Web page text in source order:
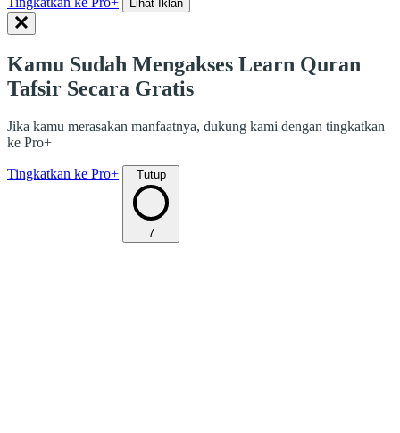
Lihat Iklan
Kamu Sudah Mengakses Learn Quran
Tafsir Secara Gratis
Jika kamu merasakan manfaatnya, dukung kami dengan tingkatkan
ke Pro+
Tingkatkan ke Pro+ Tutup
7